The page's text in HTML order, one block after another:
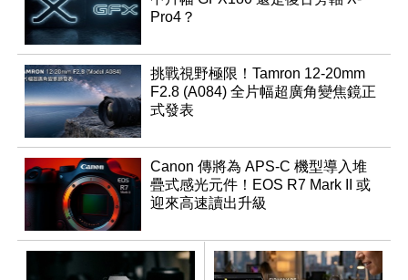
Pro4？
挑戰視野極限！Tamron 12-20mm
F2.8 (A084) 全片幅超廣角變焦鏡正
式發表
Canon 傳將為 APS-C 機型導入堆
疊式感光元件！EOS R7 Mark II 或
迎來高速讀出升級